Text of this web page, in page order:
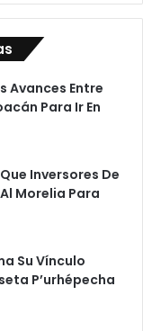
Avances Entre
Para Ir En
Inversores De
Morelia Para
Su Vínculo
P’urhépecha